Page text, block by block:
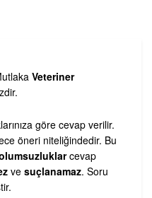
Veteriner
göre cevap verilir.
öneri niteliğindedir. Bu
cevap
ve suçlanamaz. Soru